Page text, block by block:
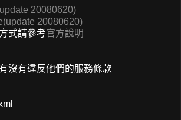
20080620)
20080620)
式請參考官方說明
沒有違反他們的服務條款